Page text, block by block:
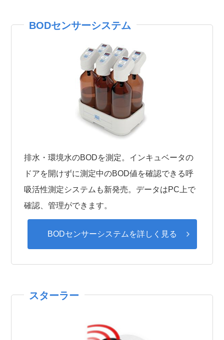
BODセンサーシステム
排水・環境水のBODを測定。インキュベータの
ドアを開けずに測定中のBOD値を確認できる呼
吸活性測定システムも新発売。データはPC上で
確認、管理ができます。
BODセンサーシステムを詳しく見る
スターラー